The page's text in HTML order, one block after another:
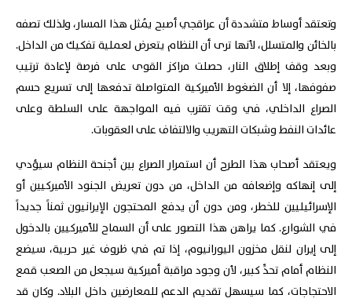
وتعتقد أوساط متشددة أن عراقجي أصبح يُمثل هذا المسار، ولذلك تصفه
بالخائن والمتسلل، لأنها ترى أن النظام يتعرض لعملية تفكيك من الداخل.
وبعد وقف إطلاق النار، حصلت مراكز القوى على فرصة لإعادة ترتيب
صفوفها، إلا أن الضغوط الأميركية المتواصلة تدفعها إلى تسريع حسم
الصراع الداخلي، في وقت تقترب فيه المواجهة على السلطة وعلى
عائدات النفط وشبكات التهريب والالتفاف على العقوبات.
ويعتقد أصحاب هذا الطرح أن استمرار الصراع بين أجنحة النظام سيؤدي
إلى إنهاكه وإضعافه من الداخل، من دون تعريض الجنود الأميركيين أو
الإسرائيليين للخطر، ومن دون أن يدفع المحتجون الإيرانيون ثمناً جديداً
في الشوارع. كما يراهن هذا التصور على أن السماح للأميركيين بالدخول
إلى إيران لنقل مخزون اليورانيوم، إذا تم في ظروف غير حربية، سيضع
النظام أمام تحدٍّ كبير، لأن وجود مراقبة أميركية سيجعل من الصعب قمع
الاحتجاجات، كما سيسهل تقديم الدعم للمعارضين داخل البلاد. وكان قد